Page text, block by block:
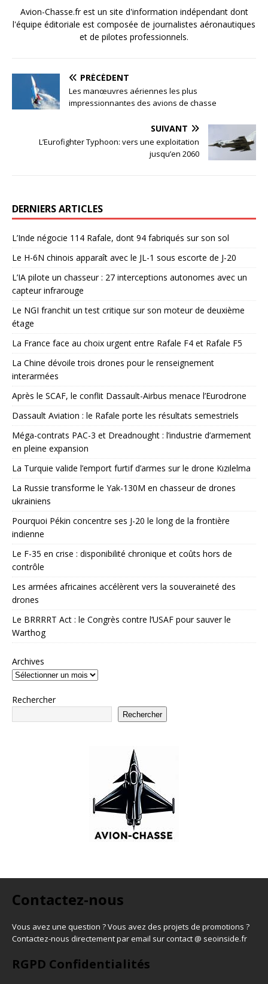
Avion-Chasse.fr est un site d'information indépendant dont
l'équipe éditoriale est composée de journalistes aéronautiques
et de pilotes professionnels.
PRÉCÉDENT
Les manœuvres aériennes les plus
impressionnantes des avions de chasse
SUIVANT
L’Eurofighter Typhoon: vers une exploitation
jusqu’en 2060
DERNIERS ARTICLES
L’Inde négocie 114 Rafale, dont 94 fabriqués sur son sol
Le H-6N chinois apparaît avec le JL-1 sous escorte de J-20
L’IA pilote un chasseur : 27 interceptions autonomes avec un
capteur infrarouge
Le NGI franchit un test critique sur son moteur de deuxième
étage
La France face au choix urgent entre Rafale F4 et Rafale F5
La Chine dévoile trois drones pour le renseignement
interarmées
Après le SCAF, le conflit Dassault-Airbus menace l’Eurodrone
Dassault Aviation : le Rafale porte les résultats semestriels
Méga-contrats PAC-3 et Dreadnought : l’industrie d’armement
en pleine expansion
La Turquie valide l’emport furtif d’armes sur le drone Kızılelma
La Russie transforme le Yak-130M en chasseur de drones
ukrainiens
Pourquoi Pékin concentre ses J-20 le long de la frontière
indienne
Le F-35 en crise : disponibilité chronique et coûts hors de
contrôle
Les armées africaines accélèrent vers la souveraineté des
drones
Le BRRRRT Act : le Congrès contre l’USAF pour sauver le
Warthog
Archives
Rechercher
Rechercher
Contactez-nous
Vous avez une question ? Vous avez des projets de promotions ?
Contactez-nous directement par email sur contact @ seoinside.fr
RGPD Confidentialités